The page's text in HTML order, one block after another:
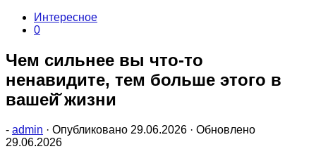
Интересное
0
Чем сильнее вы что-то
ненавидите, тем больше этого в
вашей̆ жизни
- admin · Опубликовано 29.06.2026 · Обновлено
29.06.2026